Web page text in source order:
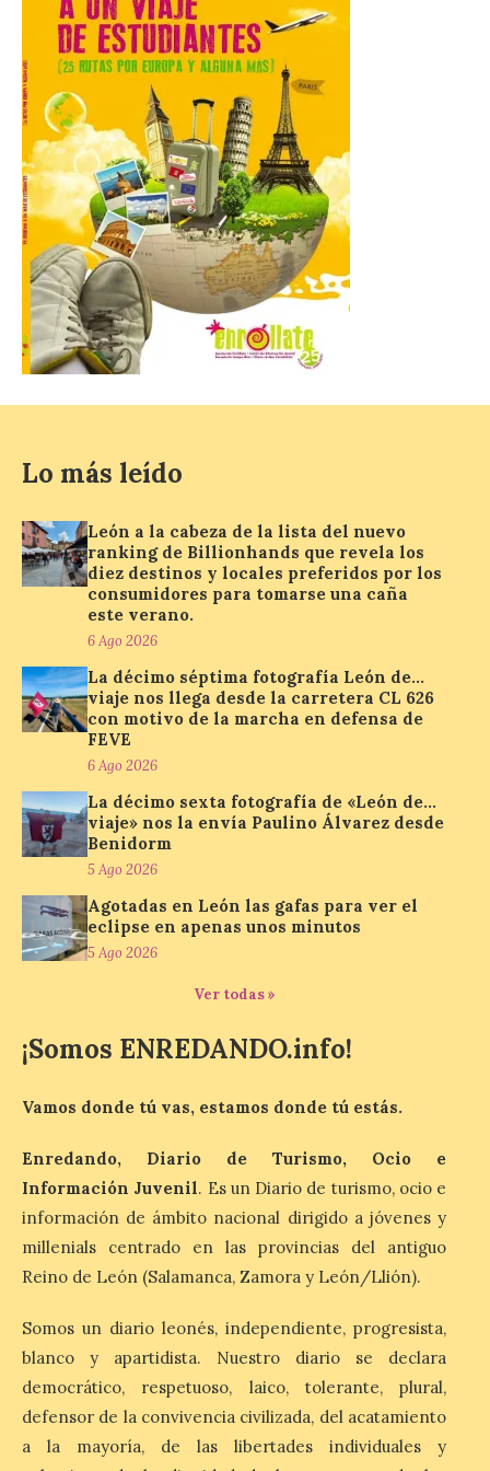
Fábrica de Luz. Museo de
la Energía (antigua central térmica de la
Minero Siderúrgica de Ponferrada –
MSP) y La Térmica Cultural (antigua
central de Compostilla […]
El estreno absoluto de la
obra “De indis. Por favor,
firme aquí” y la música del
grupo Carrion Folk,
protagonizan la oferta
cultural de este fin de
semana dentro del
programa Salamanca
Plazas y Patios
El programa cultural
Salamanca Plazas y Patios
semana con propuestas
de teatro y música. En el
Patio Chico está previsto el estreno
absoluto de “De indis. Por favor, firme
aquí”, una producción de la compañía
salmantina […]
Ciclo “Mujeres en la
Historia y la
Peregrinación”, en
Benavides de Órbigo.
7 Ago 2026
Conferencia de Victorina
peregrinación femenina.
Presentación del Libro
“Va de Monjas”, de José
Fernando Cornejo. Apertura de una doble
de agosto, a las 20,00 horas, en el
Food trucks y música en
una nueva edición de
Castle Food 2026
7 Ago 2026
Castle Food combina la
market esperando atraer
a miles de personas. La
localidad leonesa de Valencia de Don Juan
sigue adelante con su calendario de
eventos veraniegos para este año 2026.
[…]
Lo más leído
León a la cabeza de la lista del nuevo
ranking de Billionhands que revela los
diez destinos y locales preferidos por los
consumidores para tomarse una caña
este verano.
6 Ago 2026
La décimo séptima fotografía León de…
viaje nos llega desde la carretera CL 626
con motivo de la marcha en defensa de
FEVE
6 Ago 2026
La décimo sexta fotografía de «León de…
viaje» nos la envía Paulino Álvarez desde
Benidorm
5 Ago 2026
Agotadas en León las gafas para ver el
eclipse en apenas unos minutos
5 Ago 2026
Ver todas »
¡Somos ENREDANDO.info!
Vamos donde tú vas, estamos donde tú estás.
Enredando, Diario de Turismo, Ocio e
Información Juvenil. Es un Diario de turismo, ocio e
información de ámbito nacional dirigido a jóvenes y
millenials centrado en las provincias del antiguo
Reino de León (Salamanca, Zamora y León/Llión).
Somos un diario leonés, independiente, progresista,
blanco y apartidista. Nuestro diario se declara
democrático, respetuoso, laico, tolerante, plural,
defensor de la convivencia civilizada, del acatamiento
a la mayoría, de las libertades individuales y